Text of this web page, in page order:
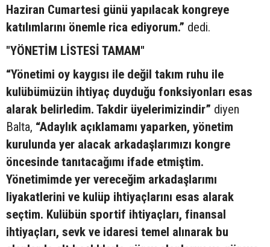
Haziran Cumartesi günü yapılacak kongreye
katılımlarını önemle rica ediyorum.” dedi.
"YÖNETİM LİSTESİ TAMAM"
“Yönetimi oy kaygısı ile değil takım ruhu ile
kulübümüzün ihtiyaç duyduğu fonksiyonları esas
alarak belirledim. Takdir üyelerimizindir” diyen
Balta, “Adaylık açıklamamı yaparken, yönetim
kurulunda yer alacak arkadaşlarımızı kongre
öncesinde tanıtacağımı ifade etmiştim.
Yönetimimde yer vereceğim arkadaşlarımı
liyakatlerini ve kulüp ihtiyaçlarını esas alarak
seçtim. Kulübün sportif ihtiyaçları, finansal
ihtiyaçları, sevk ve idaresi temel alınarak bu